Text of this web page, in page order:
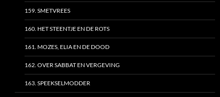
159. SMETVREES
160. HET STEENTJE EN DE ROTS
161. MOZES, ELIA EN DE DOOD
162. OVER SABBAT EN VERGEVING
163. SPEEKSELMODDER